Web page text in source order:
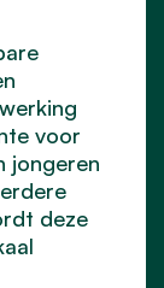
voor
jongeren
deze